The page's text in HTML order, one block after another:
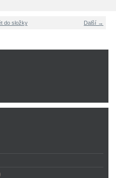
Další →
do složky